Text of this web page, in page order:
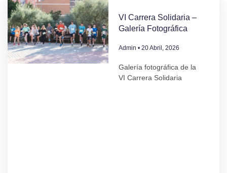
VI Carrera Solidaria –
Galería Fotográfica
Admin 20 Abril, 2026
Galería fotográfica de la
VI Carrera Solidaria